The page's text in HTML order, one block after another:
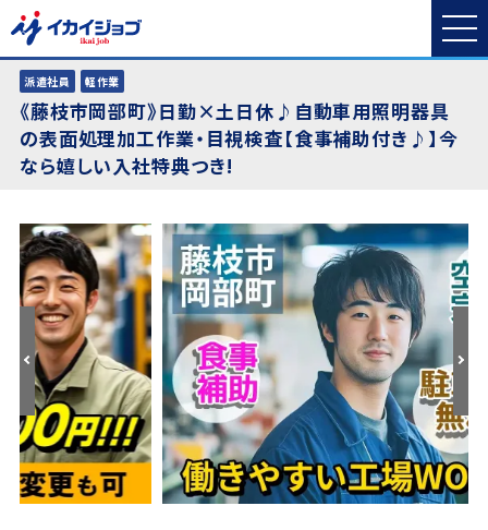
派遣社員 軽作業
《藤枝市岡部町》日勤×土日休♪自動車用照明器具
の表面処理加工作業・目視検査【食事補助付き♪】今
なら嬉しい入社特典つき!